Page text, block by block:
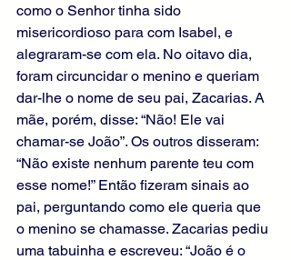
como o Senhor tinha sido
misericordioso para com Isabel, e
alegraram-se com ela. No oitavo dia,
foram circuncidar o menino e queriam
dar-lhe o nome de seu pai, Zacarias. A
mãe, porém, disse: “Não! Ele vai
chamar-se João”. Os outros disseram:
“Não existe nenhum parente teu com
esse nome!” Então fizeram sinais ao
pai, perguntando como ele queria que
o menino se chamasse. Zacarias pediu
uma tabuinha e escreveu: “João é o